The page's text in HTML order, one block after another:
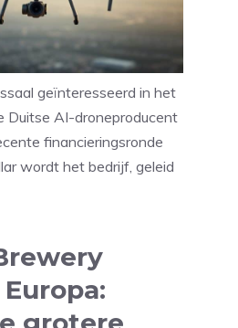
geïnteresseerd in het
Duitse AI-droneproducent
financieringsronde
wordt het bedrijf, geleid